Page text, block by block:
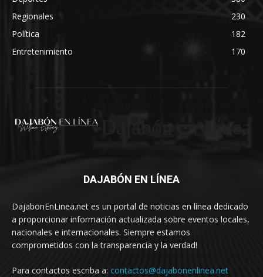
Regionales
230
Política
182
Entretenimiento
170
DAJABÓN EN LÍNEA
DajabonEnLinea.net es un portal de noticias en línea dedicado
a proporcionar información actualizada sobre eventos locales,
nacionales e internacionales. Siempre estamos
comprometidos con la transparencia y la verdad!
Para contactos escriba a: contactos@dajabonenlinea.net